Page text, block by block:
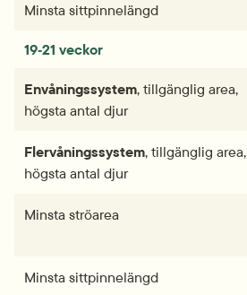
Minsta sittpinne­­­längd
19‑21 veckor
Envånings­­­system, tillgänglig area,
högsta antal djur
Flervånings­­­system, tillgänglig area,
högsta antal djur
Minsta strö­area
Minsta sittpinne­­­längd